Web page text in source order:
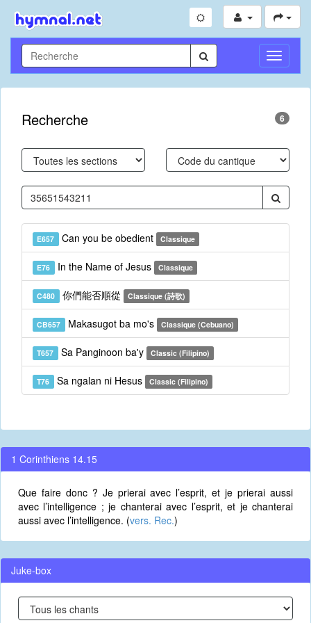
Toggle
Recherche 6
E657 Can you be obedient Classique
E76 In the Name of Jesus Classique
C480 你們能否順從 Classique (詩歌)
CB657 Makasugot ba mo's Classique (Cebuano)
T657 Sa Panginoon ba'y Classic (Filipino)
T76 Sa ngalan ni Hesus Classic (Filipino)
1 Corinthiens 14.15
Que faire donc ? Je prierai avec l’esprit, et je prierai aussi
avec l’intelligence ; je chanterai avec l’esprit, et je chanterai
aussi avec l’intelligence. (vers. Rec.)
Juke-box